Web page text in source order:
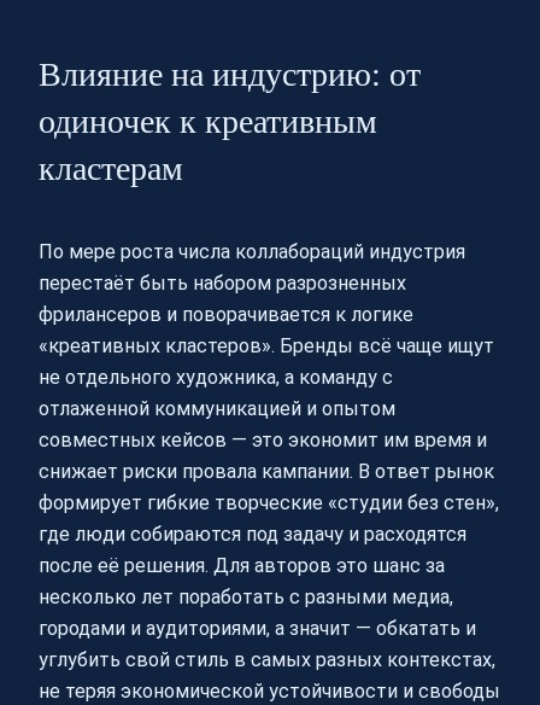
Влияние на индустрию: от
одиночек к креативным
кластерам
По мере роста числа коллабораций индустрия
перестаёт быть набором разрозненных
фрилансеров и поворачивается к логике
«креативных кластеров». Бренды всё чаще ищут
не отдельного художника, а команду с
отлаженной коммуникацией и опытом
совместных кейсов — это экономит им время и
снижает риски провала кампании. В ответ рынок
формирует гибкие творческие «студии без стен»,
где люди собираются под задачу и расходятся
после её решения. Для авторов это шанс за
несколько лет поработать с разными медиа,
городами и аудиториями, а значит — обкатать и
углубить свой стиль в самых разных контекстах,
не теряя экономической устойчивости и свободы